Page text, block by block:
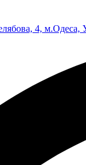
4, м.Одеса,